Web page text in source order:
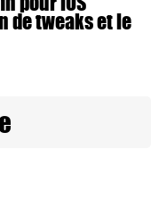
de tweaks et le